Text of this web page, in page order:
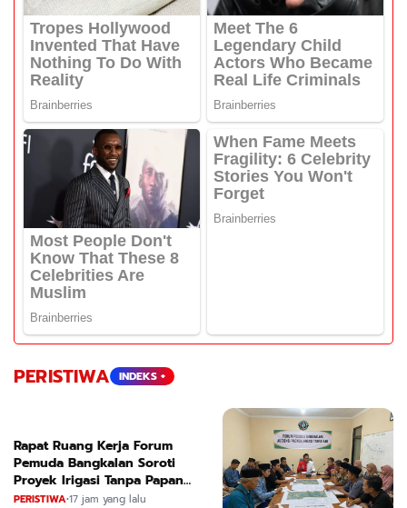
PERISTIWA INDEKS +
Rapat Ruang Kerja Forum
Pemuda Bangkalan Soroti
Proyek Irigasi Tanpa Papan
Nama
PERISTIWA•17 jam yang lalu